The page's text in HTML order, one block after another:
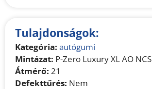
Tulajdonságok:
Kategória: autógumi
Mintázat: P-Zero Luxury XL AO NCS
Átmérő: 21
Defekttűrés: Nem